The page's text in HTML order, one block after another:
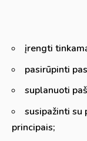
įrengti
pasirūpinti
suplanuoti
susipažinti su
principais;